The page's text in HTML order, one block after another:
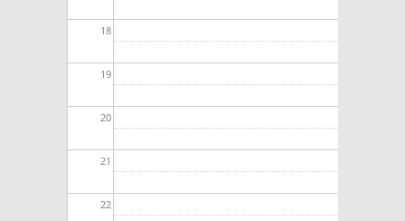
18
19
20
21
22